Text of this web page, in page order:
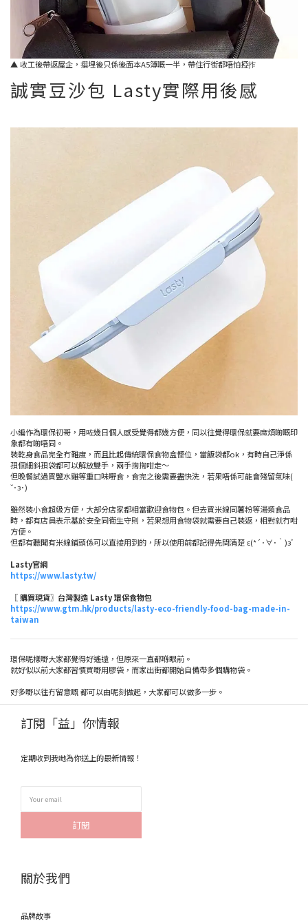
▲ 收工後帶返屋企，摺埋後只係後面本A5簿嘅一半，帶住行街都唔怕掗拃
誠實豆沙包 Lasty實際用後感
小編作為環保初哥，用咗幾日個人感受覺得都幾方便，同以往覺得環保就要麻煩啲嘅印
象都有啲唔同。
裝乾身食品完全冇難度，而且比起傳統環保食物盒慳位，當飯袋都ok，有時自己淨係
孭個細斜孭袋都可以解放雙手，兩手揈揈咁走～
但晚餐試過買鹽水雞等重口味嘢食，食完之後需要盡快洗，若果唔係可能會殘留氣味(
˘･з･)
雖然裝小食超級方便，大部分店家都相當歡迎食物包。但去買米線同薯粉等湯類食品
時，都有店員表示基於安全同衛生守則，若果想用食物袋就需要自己裝返，相對就冇咁
方便。
但都有聽聞有米線鋪頭係可以直接用到的，所以使用前都記得先問清楚 ε(*´･∀･｀)зﾞ
Lasty官網
https://www.lasty.tw/
〖 購買現貨〗台灣製造 Lasty 環保食物包
https://www.gtm.hk/products/lasty-eco-friendly-food-bag-made-in-
taiwan
環保呢樣嘢大家都覺得好遙遠，但原來一直都喺眼前。
就好似以前大家都習慣買嘢用膠袋，而家出街都開始自備帶多個購物袋。
好多嘢以往冇留意嘅 都可以由呢刻做起，大家都可以做多一步。
訂閱「益」你情報
定期收到我哋為你送上的最新情報！
訂閱
關於我們
品牌故事